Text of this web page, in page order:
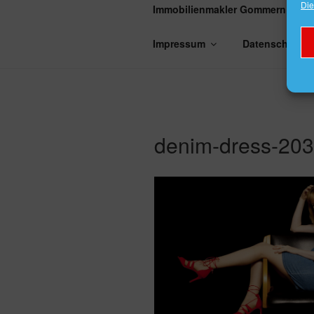
Immobilienmakler Gommern
Impressum
denim-dress-